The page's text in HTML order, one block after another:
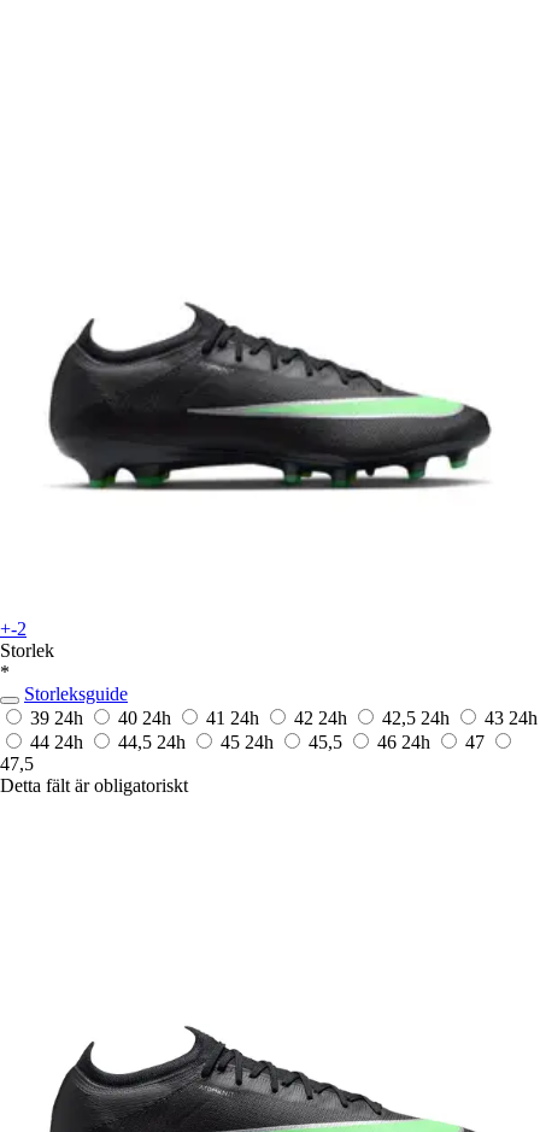
+-2
Storlek
*
Storleksguide
39 24h 40 24h 41 24h 42 24h 42,5 24h 43 24h
44 24h 44,5 24h 45 24h 45,5 46 24h
47
47,5
Detta fält är obligatoriskt